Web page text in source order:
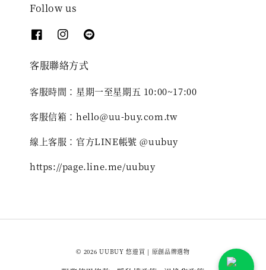
Follow us
客服聯絡方式
客服時間：星期一至星期五 10:00~17:00
客服信箱：hello@uu-buy.com.tw
線上客服：官方LINE帳號 @uubuy
https://page.line.me/uubuy
© 2026 UUBUY 悠遊買 | 原創品牌選物